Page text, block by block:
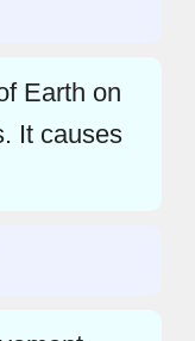
Earth on
It causes